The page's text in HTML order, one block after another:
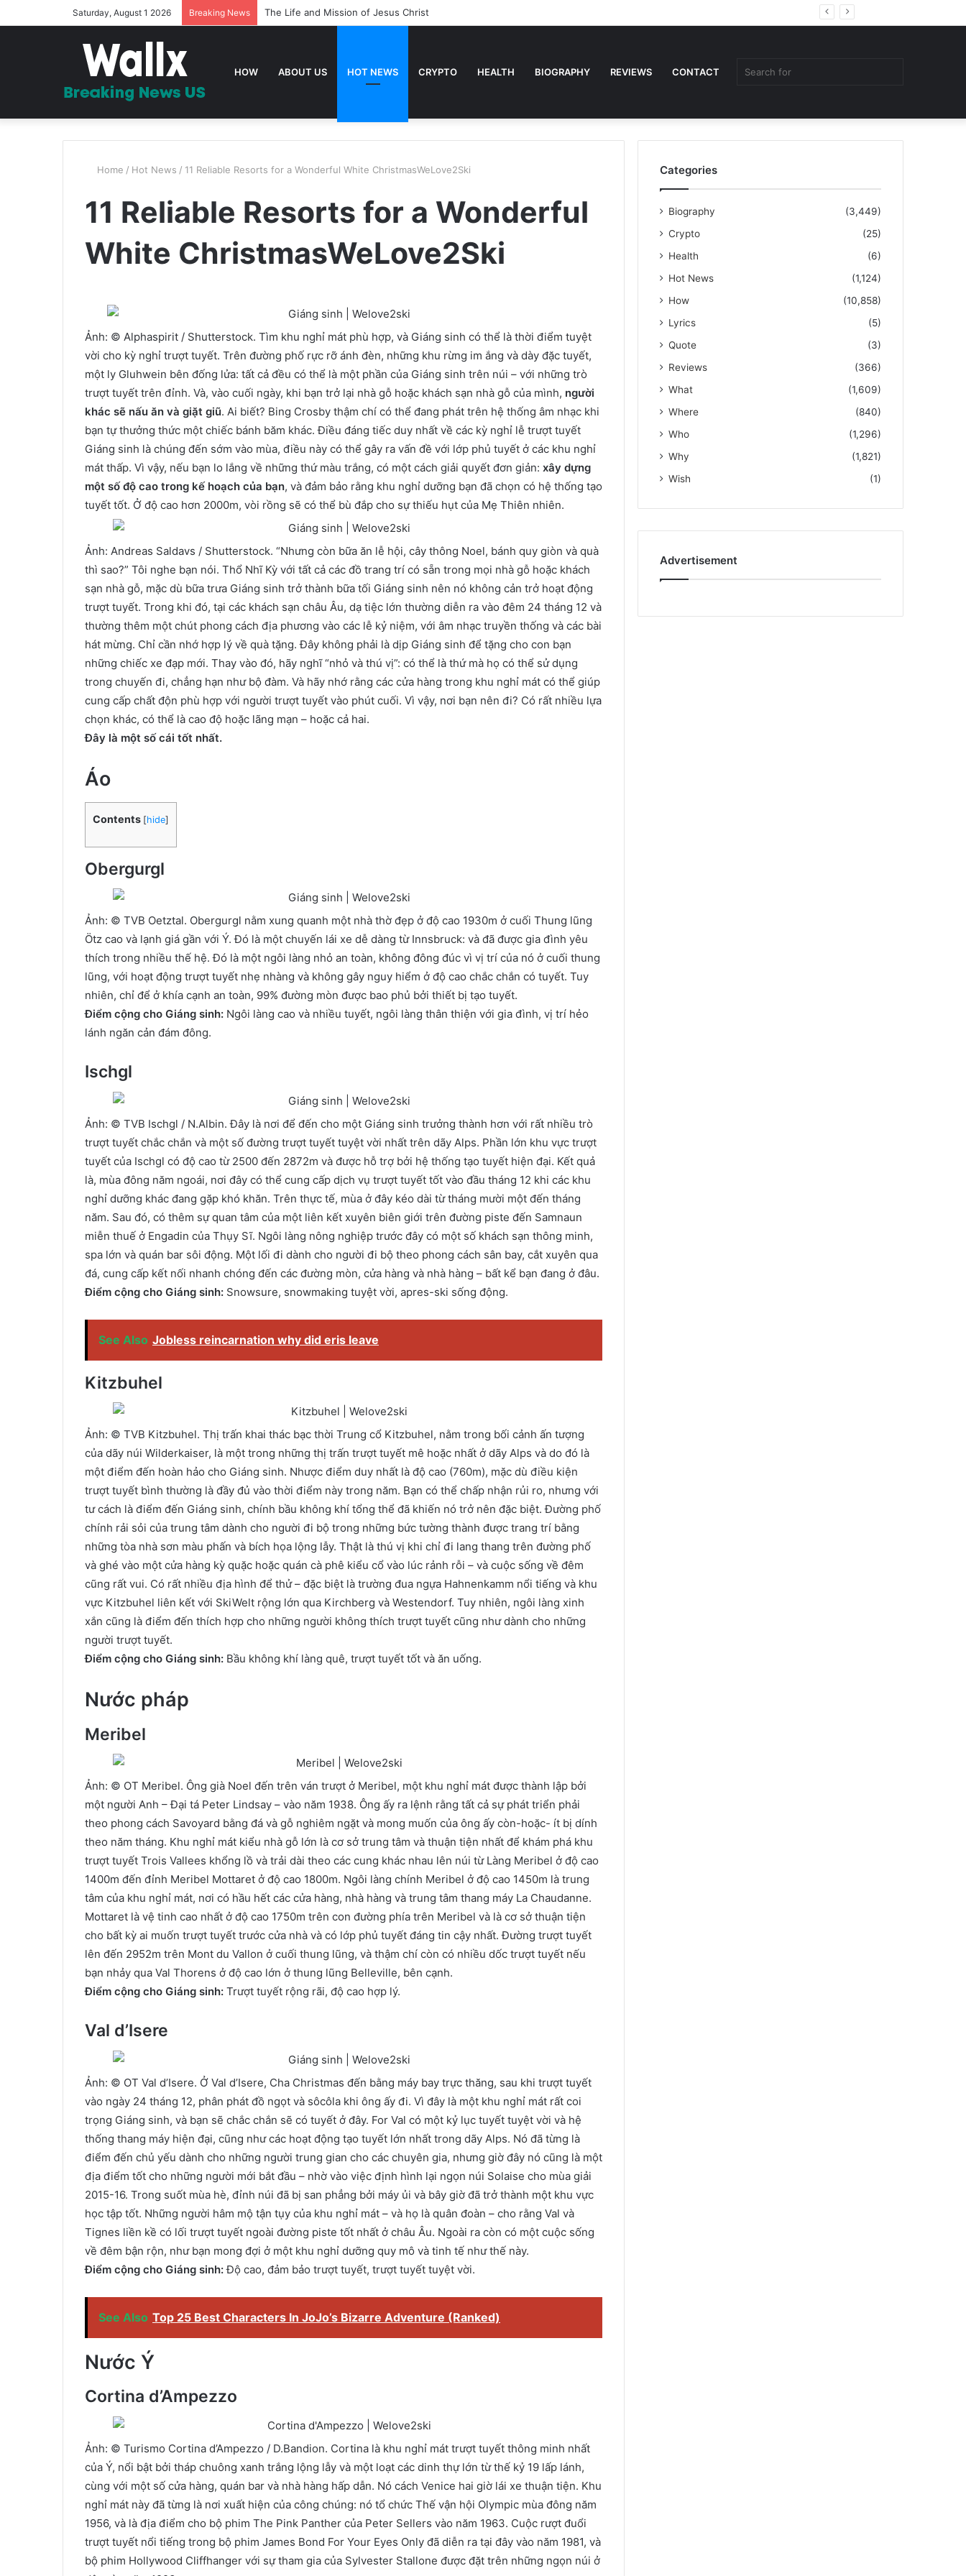
Saturday, August 1 2026 Breaking News The Life and Mission of Jesus Christ
HOW ABOUT US HOT NEWS CRYPTO HEALTH BIOGRAPHY REVIEWS CONTACT
Home / Hot News / 11 Reliable Resorts for a Wonderful White ChristmasWeLove2Ski
11 Reliable Resorts for a Wonderful
White ChristmasWeLove2Ski
Ảnh: © Alphaspirit / Shutterstock. Tìm khu nghỉ mát phù hợp, và Giáng sinh có thể là thời điểm tuyệt
vời cho kỳ nghỉ trượt tuyết. Trên đường phố rực rỡ ánh đèn, những khu rừng im ắng và dày đặc tuyết,
một ly Gluhwein bên đống lửa: tất cả đều có thể là một phần của Giáng sinh trên núi – với những trò
trượt tuyết trên đỉnh. Và, vào cuối ngày, khi bạn trở lại nhà gỗ hoặc khách sạn nhà gỗ của mình, người
khác sẽ nấu ăn và giặt giũ. Ai biết? Bing Crosby thậm chí có thể đang phát trên hệ thống âm nhạc khi
bạn tự thưởng thức một chiếc bánh băm khác. Điều đáng tiếc duy nhất về các kỳ nghỉ lễ trượt tuyết
Giáng sinh là chúng đến sớm vào mùa, điều này có thể gây ra vấn đề với lớp phủ tuyết ở các khu nghỉ
mát thấp. Vì vậy, nếu bạn lo lắng về những thứ màu trắng, có một cách giải quyết đơn giản: xây dựng
một số độ cao trong kế hoạch của bạn, và đảm bảo rằng khu nghỉ dưỡng bạn đã chọn có hệ thống tạo
tuyết tốt. Ở độ cao hơn 2000m, vòi rồng sẽ có thể bù đắp cho sự thiếu hụt của Mẹ Thiên nhiên.
Ảnh: Andreas Saldavs / Shutterstock. “Nhưng còn bữa ăn lễ hội, cây thông Noel, bánh quy giòn và quà
thì sao?” Tôi nghe bạn nói. Thổ Nhĩ Kỳ với tất cả các đồ trang trí có sẵn trong mọi nhà gỗ hoặc khách
sạn nhà gỗ, mặc dù bữa trưa Giáng sinh trở thành bữa tối Giáng sinh nên nó không cản trở hoạt động
trượt tuyết. Trong khi đó, tại các khách sạn châu Âu, dạ tiệc lớn thường diễn ra vào đêm 24 tháng 12 và
thường thêm một chút phong cách địa phương vào các lễ kỷ niệm, với âm nhạc truyền thống và các bài
hát mừng. Chỉ cần nhớ hợp lý về quà tặng. Đây không phải là dịp Giáng sinh để tặng cho con bạn
những chiếc xe đạp mới. Thay vào đó, hãy nghĩ “nhỏ và thú vị”: có thể là thứ mà họ có thể sử dụng
trong chuyến đi, chẳng hạn như bộ đàm. Và hãy nhớ rằng các cửa hàng trong khu nghỉ mát có thể giúp
cung cấp chất độn phù hợp với người trượt tuyết vào phút cuối. Vì vậy, nơi bạn nên đi? Có rất nhiều lựa
chọn khác, có thể là cao độ hoặc lãng mạn – hoặc cả hai.
Đây là một số cái tốt nhất.
Áo
Contents [hide]
Obergurgl
Ảnh: © TVB Oetztal. Obergurgl nằm xung quanh một nhà thờ đẹp ở độ cao 1930m ở cuối Thung lũng
Ötz cao và lạnh giá gần với Ý. Đó là một chuyến lái xe dễ dàng từ Innsbruck: và đã được gia đình yêu
thích trong nhiều thế hệ. Đó là một ngôi làng nhỏ an toàn, không đông đúc vì vị trí của nó ở cuối thung
lũng, với hoạt động trượt tuyết nhẹ nhàng và không gây nguy hiểm ở độ cao chắc chắn có tuyết. Tuy
nhiên, chỉ để ở khía cạnh an toàn, 99% đường mòn được bao phủ bởi thiết bị tạo tuyết.
Điểm cộng cho Giáng sinh: Ngôi làng cao và nhiều tuyết, ngôi làng thân thiện với gia đình, vị trí hẻo
lánh ngăn cản đám đông.
Ischgl
Ảnh: © TVB Ischgl / N.Albin. Đây là nơi để đến cho một Giáng sinh trưởng thành hơn với rất nhiều trò
trượt tuyết chắc chắn và một số đường trượt tuyết tuyệt vời nhất trên dãy Alps. Phần lớn khu vực trượt
tuyết của Ischgl có độ cao từ 2500 đến 2872m và được hỗ trợ bởi hệ thống tạo tuyết hiện đại. Kết quả
là, mùa đông năm ngoái, nơi đây có thể cung cấp dịch vụ trượt tuyết tốt vào đầu tháng 12 khi các khu
nghỉ dưỡng khác đang gặp khó khăn. Trên thực tế, mùa ở đây kéo dài từ tháng mười một đến tháng
năm. Sau đó, có thêm sự quan tâm của một liên kết xuyên biên giới trên đường piste đến Samnaun
miễn thuế ở Engadin của Thụy Sĩ. Ngôi làng nông nghiệp trước đây có một số khách sạn thông minh,
spa lớn và quán bar sôi động. Một lối đi dành cho người đi bộ theo phong cách sân bay, cắt xuyên qua
đá, cung cấp kết nối nhanh chóng đến các đường mòn, cửa hàng và nhà hàng – bất kể bạn đang ở đâu.
Điểm cộng cho Giáng sinh: Snowsure, snowmaking tuyệt vời, apres-ski sống động.
See Also Jobless reincarnation why did eris leave
Kitzbuhel
Ảnh: © TVB Kitzbuhel. Thị trấn khai thác bạc thời Trung cổ Kitzbuhel, nằm trong bối cảnh ấn tượng
của dãy núi Wilderkaiser, là một trong những thị trấn trượt tuyết mê hoặc nhất ở dãy Alps và do đó là
một điểm đến hoàn hảo cho Giáng sinh. Nhược điểm duy nhất là độ cao (760m), mặc dù điều kiện
trượt tuyết bình thường là đầy đủ vào thời điểm này trong năm. Bạn có thể chấp nhận rủi ro, nhưng với
tư cách là điểm đến Giáng sinh, chính bầu không khí tổng thể đã khiến nó trở nên đặc biệt. Đường phố
chính rải sỏi của trung tâm dành cho người đi bộ trong những bức tường thành được trang trí bằng
những tòa nhà sơn màu phấn và bích họa lộng lẫy. Thật là thú vị khi chỉ đi lang thang trên đường phố
và ghé vào một cửa hàng kỳ quặc hoặc quán cà phê kiểu cổ vào lúc rảnh rỗi – và cuộc sống về đêm
cũng rất vui. Có rất nhiều địa hình để thử – đặc biệt là trường đua ngựa Hahnenkamm nổi tiếng và khu
vực Kitzbuhel liên kết với SkiWelt rộng lớn qua Kirchberg và Westendorf. Tuy nhiên, ngôi làng xinh
xắn cũng là điểm đến thích hợp cho những người không thích trượt tuyết cũng như dành cho những
người trượt tuyết.
Điểm cộng cho Giáng sinh: Bầu không khí làng quê, trượt tuyết tốt và ăn uống.
Nước pháp
Meribel
Ảnh: © OT Meribel. Ông già Noel đến trên ván trượt ở Meribel, một khu nghỉ mát được thành lập bởi
một người Anh – Đại tá Peter Lindsay – vào năm 1938. Ông ấy ra lệnh rằng tất cả sự phát triển phải
theo phong cách Savoyard bằng đá và gỗ nghiêm ngặt và mong muốn của ông ấy còn-hoặc- ít bị dính
theo năm tháng. Khu nghỉ mát kiểu nhà gỗ lớn là cơ sở trung tâm và thuận tiện nhất để khám phá khu
trượt tuyết Trois Vallees khổng lồ và trải dài theo các cung khác nhau lên núi từ Làng Meribel ở độ cao
1400m đến đỉnh Meribel Mottaret ở độ cao 1800m. Ngôi làng chính Meribel ở độ cao 1450m là trung
tâm của khu nghỉ mát, nơi có hầu hết các cửa hàng, nhà hàng và trung tâm thang máy La Chaudanne.
Mottaret là vệ tinh cao nhất ở độ cao 1750m trên con đường phía trên Meribel và là cơ sở thuận tiện
cho bất kỳ ai muốn trượt tuyết trước cửa nhà và có lớp phủ tuyết đáng tin cậy nhất. Đường trượt tuyết
lên đến 2952m trên Mont du Vallon ở cuối thung lũng, và thậm chí còn có nhiều dốc trượt tuyết nếu
bạn nhảy qua Val Thorens ở độ cao lớn ở thung lũng Belleville, bên cạnh.
Điểm cộng cho Giáng sinh: Trượt tuyết rộng rãi, độ cao hợp lý.
Val d’Isere
Ảnh: © OT Val d’Isere. Ở Val d’Isere, Cha Christmas đến bằng máy bay trực thăng, sau khi trượt tuyết
vào ngày 24 tháng 12, phân phát đồ ngọt và sôcôla khi ông ấy đi. Vì đây là một khu nghỉ mát rất coi
trọng Giáng sinh, và bạn sẽ chắc chắn sẽ có tuyết ở đây. For Val có một kỷ lục tuyết tuyệt vời và hệ
thống thang máy hiện đại, cũng như các hoạt động tạo tuyết lớn nhất trong dãy Alps. Nó đã từng là
điểm đến chủ yếu dành cho những người trung gian cho các chuyên gia, nhưng giờ đây nó cũng là một
địa điểm tốt cho những người mới bắt đầu – nhờ vào việc định hình lại ngọn núi Solaise cho mùa giải
2015-16. Trong suốt mùa hè, đỉnh núi đã bị san phẳng bởi máy ủi và bây giờ đã trở thành một khu vực
học tập tốt. Những người hâm mộ tận tụy của khu nghỉ mát – và họ là quân đoàn – cho rằng Val và
Tignes liền kề có lối trượt tuyết ngoài đường piste tốt nhất ở châu Âu. Ngoài ra còn có một cuộc sống
về đêm bận rộn, như bạn mong đợi ở một khu nghỉ dưỡng quy mô và tinh tế như thế này.
Điểm cộng cho Giáng sinh:Độ cao, đảm bảo trượt tuyết, trượt tuyết tuyệt vời.
See Also Top 25 Best Characters In JoJo’s Bizarre Adventure (Ranked)
Nước Ý
Cortina d’Ampezzo
Ảnh: © Turismo Cortina d’Ampezzo / D.Bandion. Cortina là khu nghỉ mát trượt tuyết thông minh nhất
của Ý, nổi bật bởi tháp chuông xanh trắng lộng lẫy và một loạt các dinh thự lớn từ thế kỷ 19 lấp lánh,
cùng với một số cửa hàng, quán bar và nhà hàng hấp dẫn. Nó cách Venice hai giờ lái xe thuận tiện. Khu
nghỉ mát này đã từng là nơi xuất hiện của công chúng: nó tổ chức Thế vận hội Olympic mùa đông năm
1956, và là địa điểm cho bộ phim The Pink Panther của Peter Sellers vào năm 1963. Cuộc rượt đuổi
trượt tuyết nổi tiếng trong bộ phim James Bond For Your Eyes Only đã diễn ra tại đây vào năm 1981, và
bộ phim Hollywood Cliffhanger với sự tham gia của Sylvester Stallone được đặt trên những ngọn núi ở
Categories
Biography
(3,449)
Crypto
(25)
Health
(6)
Hot News
(1,124)
How
(10,858)
Lyrics
(5)
Quote
(3)
Reviews
(366)
What
(1,609)
Where
(840)
Who
(1,296)
Why
(1,821)
Wish
(1)
Advertisement